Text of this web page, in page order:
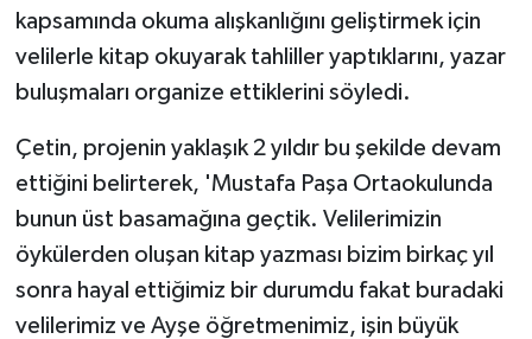
kapsamında okuma alışkanlığını geliştirmek için
velilerle kitap okuyarak tahliller yaptıklarını, yazar
buluşmaları organize ettiklerini söyledi.
Çetin, projenin yaklaşık 2 yıldır bu şekilde devam
ettiğini belirterek, 'Mustafa Paşa Ortaokulunda
bunun üst basamağına geçtik. Velilerimizin
öykülerden oluşan kitap yazması bizim birkaç yıl
sonra hayal ettiğimiz bir durumdu fakat buradaki
velilerimiz ve Ayşe öğretmenimiz, işin büyük